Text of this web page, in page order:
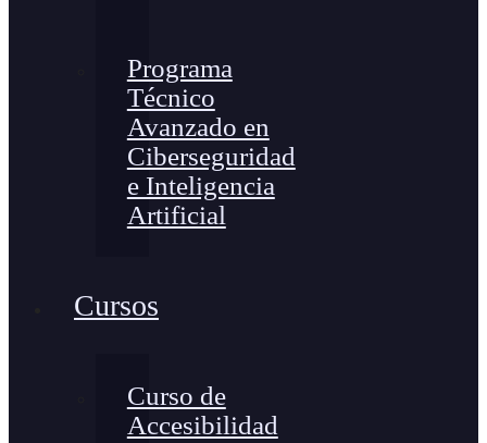
Programa
Técnico
Avanzado en
Ciberseguridad
e Inteligencia
Artificial
Cursos
Curso de
Accesibilidad